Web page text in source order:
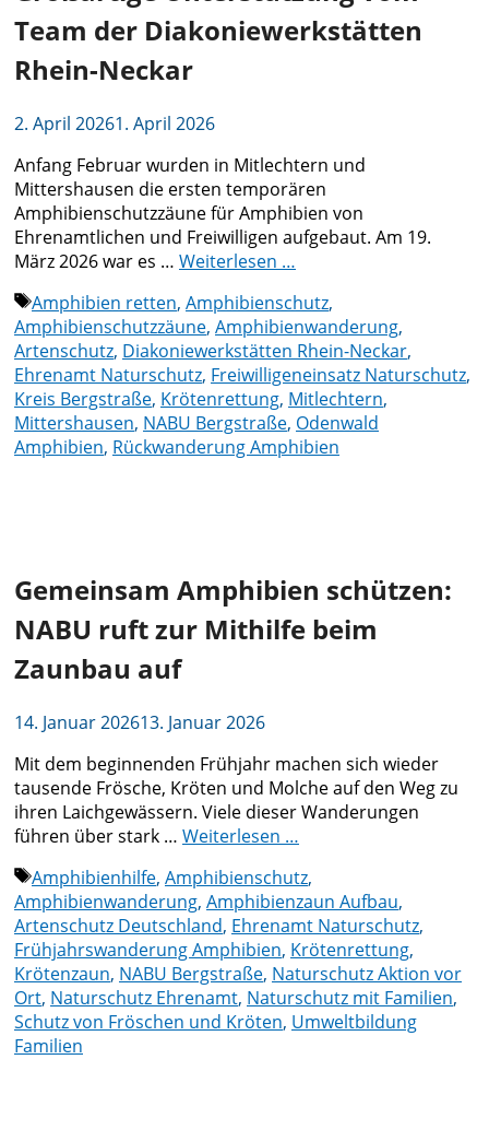
Team der Diakoniewerkstätten
Rhein-Neckar
2. April 20261. April 2026
Anfang Februar wurden in Mitlechtern und
Mittershausen die ersten temporären
Amphibienschutzzäune für Amphibien von
Ehrenamtlichen und Freiwilligen aufgebaut. Am 19.
März 2026 war es … Weiterlesen …
Schlagwörter
Amphibien retten, Amphibienschutz,
Amphibienschutzzäune, Amphibienwanderung,
Artenschutz, Diakoniewerkstätten Rhein-Neckar,
Ehrenamt Naturschutz, Freiwilligeneinsatz Naturschutz,
Kreis Bergstraße, Krötenrettung, Mitlechtern,
Mittershausen, NABU Bergstraße, Odenwald
Amphibien, Rückwanderung Amphibien
Gemeinsam Amphibien schützen:
NABU ruft zur Mithilfe beim
Zaunbau auf
14. Januar 202613. Januar 2026
Mit dem beginnenden Frühjahr machen sich wieder
tausende Frösche, Kröten und Molche auf den Weg zu
ihren Laichgewässern. Viele dieser Wanderungen
führen über stark … Weiterlesen …
Schlagwörter
Amphibienhilfe, Amphibienschutz,
Amphibienwanderung, Amphibienzaun Aufbau,
Artenschutz Deutschland, Ehrenamt Naturschutz,
Frühjahrswanderung Amphibien, Krötenrettung,
Krötenzaun, NABU Bergstraße, Naturschutz Aktion vor
Ort, Naturschutz Ehrenamt, Naturschutz mit Familien,
Schutz von Fröschen und Kröten, Umweltbildung
Familien